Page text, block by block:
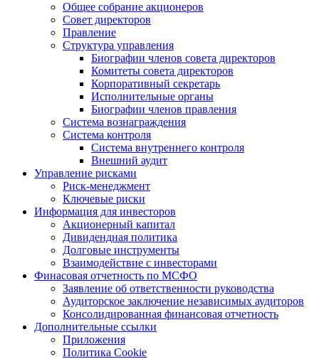
Общее собрание акционеров
Совет директоров
Правление
Структура управления
Биографии членов совета директоров
Комитеты совета директоров
Корпоративный секретарь
Исполнительные органы
Биографии членов правления
Система вознаграждения
Система контроля
Система внутреннего контроля
Внешний аудит
Управление рисками
Риск-менеджмент
Ключевые риски
Информация для инвесторов
Акционерный капитал
Дивидендная политика
Долговые инструменты
Взаимодействие с инвеcторами
Финасовая отчетность по МСФО
Заявление об ответственности руководства
Аудиторское заключение независимых аудиторов
Консолидированная финансовая отчетность
Дополнительные ссылки
Приложения
Политика Cookie